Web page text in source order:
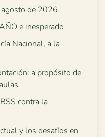
agosto de 2026
e inesperado
Nacional, a la
a propósito de
contra la
y los desafíos en